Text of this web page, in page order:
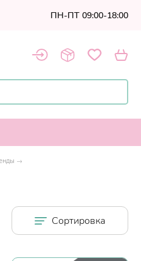
ПН-ПТ 09:00-18:00
Сортировка